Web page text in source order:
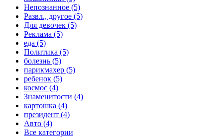
Непознанное (5)
Развл., другое (5)
Для девочек (5)
Реклама (5)
еда (5)
Политика (5)
болезнь (5)
парикмахер (5)
ребенок (5)
космос (4)
Знаменитости (4)
картошка (4)
президент (4)
Авто (4)
Все категории